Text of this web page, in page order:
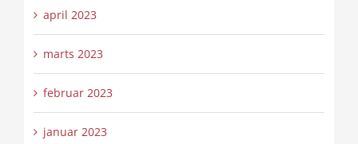
april 2023
marts 2023
februar 2023
januar 2023